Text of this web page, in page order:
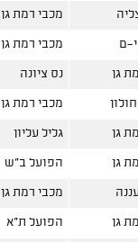
מכבי רמת גן
ם מכבי רמת גן
גן נס ציונה
מכבי רמת גן
גן גליל עליון
גן הפועל ב"ש
מכבי רמת גן
גן הפועל ת"א